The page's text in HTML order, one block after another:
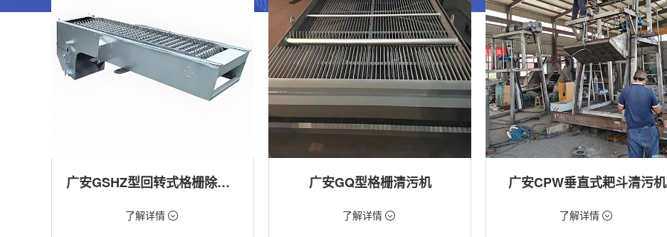
广安GSHZ型回转式格栅除污机
价格：1.08万/台了解详情
广安GQ型格栅清污机
价格：1899元/台了解详情
广安CPW垂直式耙斗清污机
价格：5268元/台了解详情